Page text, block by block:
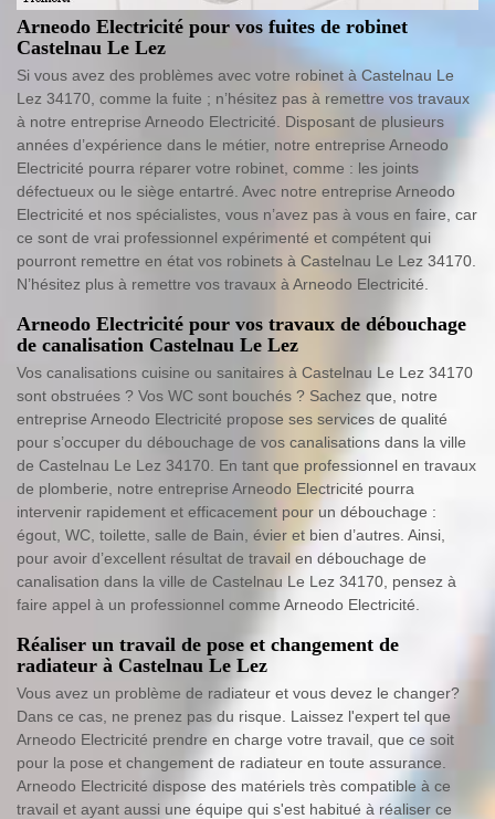
Arneodo Electricité pour vos fuites de robinet
Castelnau Le Lez
Si vous avez des problèmes avec votre robinet à Castelnau Le
Lez 34170, comme la fuite ; n’hésitez pas à remettre vos travaux
à notre entreprise Arneodo Electricité. Disposant de plusieurs
années d’expérience dans le métier, notre entreprise Arneodo
Electricité pourra réparer votre robinet, comme : les joints
défectueux ou le siège entartré. Avec notre entreprise Arneodo
Electricité et nos spécialistes, vous n’avez pas à vous en faire, car
ce sont de vrai professionnel expérimenté et compétent qui
pourront remettre en état vos robinets à Castelnau Le Lez 34170.
N’hésitez plus à remettre vos travaux à Arneodo Electricité.
Arneodo Electricité pour vos travaux de débouchage
de canalisation Castelnau Le Lez
Vos canalisations cuisine ou sanitaires à Castelnau Le Lez 34170
sont obstruées ? Vos WC sont bouchés ? Sachez que, notre
entreprise Arneodo Electricité propose ses services de qualité
pour s’occuper du débouchage de vos canalisations dans la ville
de Castelnau Le Lez 34170. En tant que professionnel en travaux
de plomberie, notre entreprise Arneodo Electricité pourra
intervenir rapidement et efficacement pour un débouchage :
égout, WC, toilette, salle de Bain, évier et bien d’autres. Ainsi,
pour avoir d’excellent résultat de travail en débouchage de
canalisation dans la ville de Castelnau Le Lez 34170, pensez à
faire appel à un professionnel comme Arneodo Electricité.
Réaliser un travail de pose et changement de
radiateur à Castelnau Le Lez
Vous avez un problème de radiateur et vous devez le changer?
Dans ce cas, ne prenez pas du risque. Laissez l'expert tel que
Arneodo Electricité prendre en charge votre travail, que ce soit
pour la pose et changement de radiateur en toute assurance.
Arneodo Electricité dispose des matériels très compatible à ce
travail et ayant aussi une équipe qui s'est habitué à réaliser ce